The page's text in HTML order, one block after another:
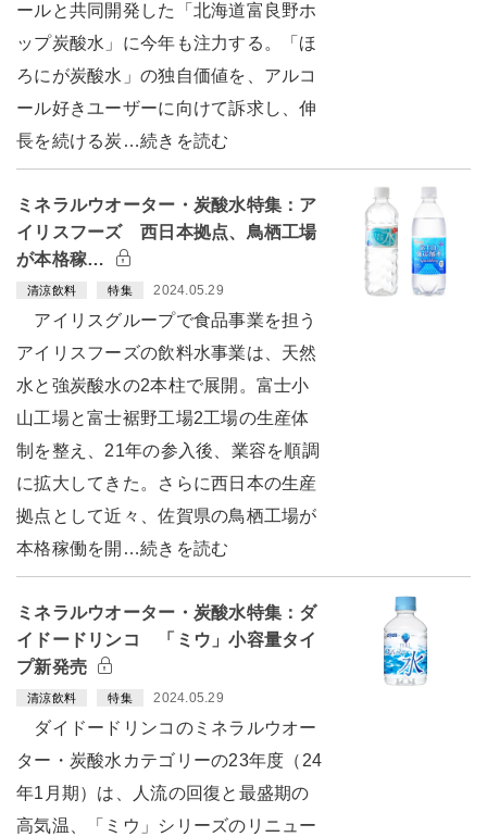
ールと共同開発した「北海道富良野ホ
ップ炭酸水」に今年も注力する。「ほ
ろにが炭酸水」の独自価値を、アルコ
ール好きユーザーに向けて訴求し、伸
長を続ける炭…続きを読む
ミネラルウオーター・炭酸水特集：ア
イリスフーズ 西日本拠点、鳥栖工場
が本格稼…
清涼飲料 特集 2024.05.29
アイリスグループで食品事業を担う
アイリスフーズの飲料水事業は、天然
水と強炭酸水の2本柱で展開。富士小
山工場と富士裾野工場2工場の生産体
制を整え、21年の参入後、業容を順調
に拡大してきた。さらに西日本の生産
拠点として近々、佐賀県の鳥栖工場が
本格稼働を開…続きを読む
ミネラルウオーター・炭酸水特集：ダ
イドードリンコ 「ミウ」小容量タイ
プ新発売
清涼飲料 特集 2024.05.29
ダイドードリンコのミネラルウオー
ター・炭酸水カテゴリーの23年度（24
年1月期）は、人流の回復と最盛期の
高気温、「ミウ」シリーズのリニュー